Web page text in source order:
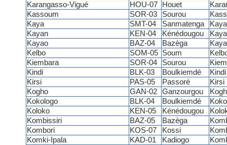
Karangasso-Vigué
HOU-07 Houet
Kassoum
SOR-03 Sourou
Kaya
SMT-04 Sanmatenga
Kaya
Kayan
KEN-04 Kénédougou
Kayao
BAZ-04 Bazèga
Kelbo
SOM-05 Soum
Kiembara
SOR-04 Sourou
Kindi
BLK-03 Boulkiemdé
Kindi
Kirsi
PAS-05 Passoré
Kirsi
Kogho
GAN-02 Ganzourgou
Kokologo
BLK-04 Boulkiemdé
Koloko
KEN-05 Kénédougou
Kombissiri
BAZ-05 Bazèga
Kombori
KOS-07 Kossi
Komki-Ipala
KAD-01 Kadiogo